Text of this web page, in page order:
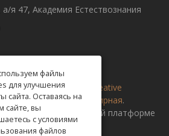
я 47, Академия Естествознания
полицензии Creative
4.0 Всемирная.
издательской платформе
файлы
для улучшения
сайта. Оставаясь на
сайте, вы
с условиями
файлов